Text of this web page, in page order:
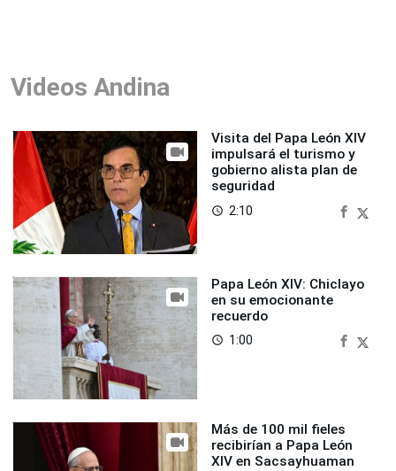
Videos Andina
Visita del Papa León XIV
impulsará el turismo y
gobierno alista plan de
seguridad
access_time 2:10
Papa León XIV: Chiclayo
en su emocionante
recuerdo
access_time 1:00
Más de 100 mil fieles
recibirían a Papa León
XIV en Sacsayhuaman